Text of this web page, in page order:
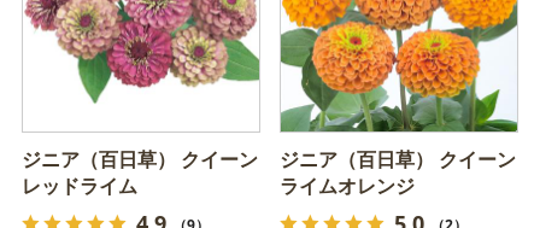
ジニア（百日草） クイーン
レッドライム
ジニア（百日草） クイーン
ライムオレンジ